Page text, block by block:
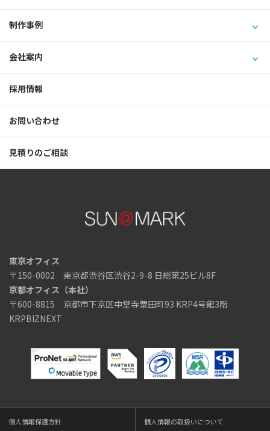
制作事例
会社案内
採用情報
お問い合わせ
見積りのご相談
東京オフィス
〒150-0002 東京都渋谷区渋谷2-9-8 日総第25ビル8F
京都オフィス（本社）
〒600-8815 京都市下京区中堂寺粟田町93 KRP4号館3階
KRPBIZNEXT
個人情報保護方針 個人情報の取扱いについて